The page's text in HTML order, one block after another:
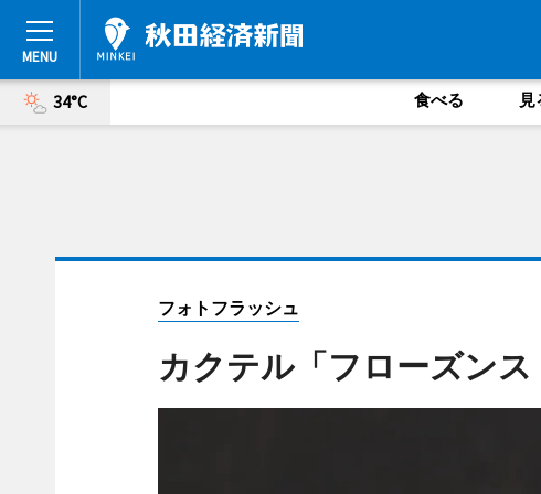
34°C 食べる 見
フォトフラッシュ
カクテル「フローズンス